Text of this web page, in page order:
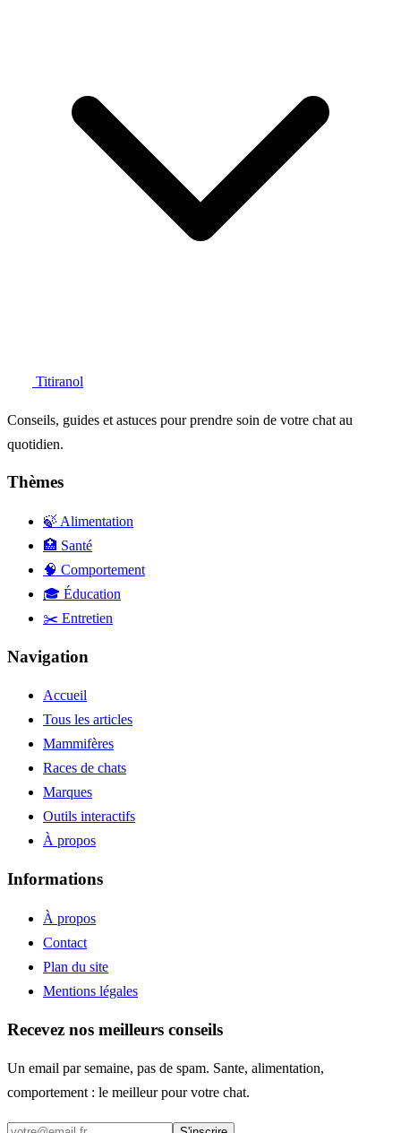
Titiranol
Conseils, guides et astuces pour prendre soin de votre chat au
quotidien.
Thèmes
🍃 Alimentation
🏥 Santé
🧠 Comportement
🎓 Éducation
✂️ Entretien
Navigation
Accueil
Tous les articles
Mammifères
Races de chats
Marques
Outils interactifs
À propos
Informations
À propos
Contact
Plan du site
Mentions légales
Recevez nos meilleurs conseils
Un email par semaine, pas de spam. Sante, alimentation,
comportement : le meilleur pour votre chat.